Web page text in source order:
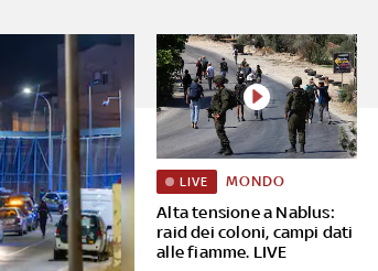
Alta tensione a Nablus:
raid dei coloni, campi dati
alle fiamme. LIVE
LIVE MONDO